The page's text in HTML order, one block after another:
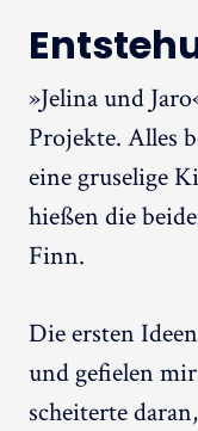
»Jelina und
Projekte. Alles
eine gruselige
hießen die
Finn.
Die ersten
und gefielen
scheiterte